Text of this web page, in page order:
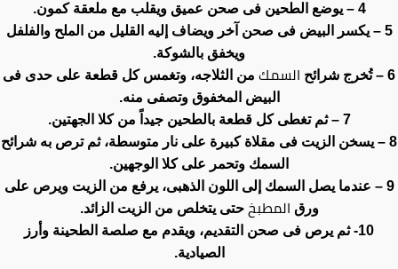
4 – يوضع الطحين فى صحن عميق ويقلب مع ملعقة كمون.
5 – يكسر البيض فى صحن آخر ويضاف إليه القليل من الملح والفلفل
ويخفق بالشوكة.
6 – تُخرج شرائح
السمك من الثلاجه، وتغمس كل قطعة على حدى فى
البيض المخفوق وتصفى منه.
7 – ثم تغطى كل قطعة بالطحين جيداً من كلا الجهتين.
8 – يسخن الزيت فى مقلاة كبيرة على نار متوسطة، ثم ترص به شرائح
السمك وتحمر على كلا الوجهين.
9 – عندما يصل السمك إلى اللون الذهبى، يرفع من الزيت ويرص على
ورق المطبخ حتى يتخلص من الزيت الزائد.
10- ثم يرص فى صحن التقديم، ويقدم مع صلصة الطحينة وأرز
الصيادية.